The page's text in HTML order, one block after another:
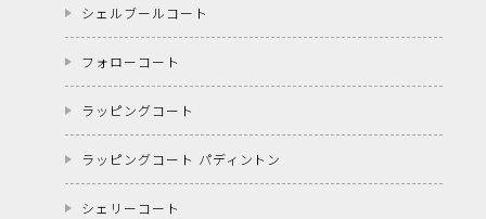
シェルブールコート
フォローコート
ラッピングコート
ラッピングコート パディントン
シェリーコート